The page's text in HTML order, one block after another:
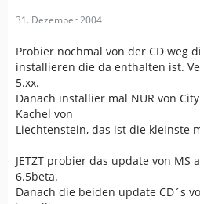
31. Dezember 2004
Probier nochmal von der CD weg
installieren die da enthalten ist.
5.xx.
Danach installier mal NUR von
Kachel von
Liechtenstein, das ist die kleinste
JETZT probier das update von MS
6.5beta.
Danach die beiden update CD´s